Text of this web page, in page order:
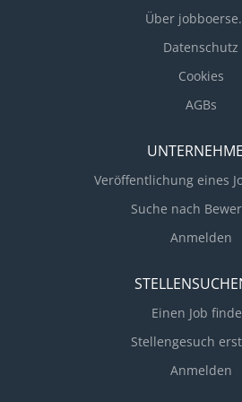
Über
Datenschutz
Cookies
AGBs
Veröffentlichung eines
Suche nach
Anmelden
Einen Job
Stellengesuch
Anmelden